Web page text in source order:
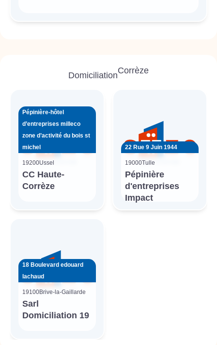
DomiciliationCorrèze
Pépinière-hôtel
d’entreprises milleco
zone d’activité du bois st
michel
19200Ussel
CC Haute-
Corrèze
22 Rue 9 Juin 1944
19000Tulle
Pépinière
d'entreprises
Impact
18 Boulevard edouard
lachaud
19100Brive-la-Gaillarde
Sarl
Domiciliation 19